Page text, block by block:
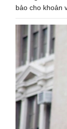
bảo cho khoản